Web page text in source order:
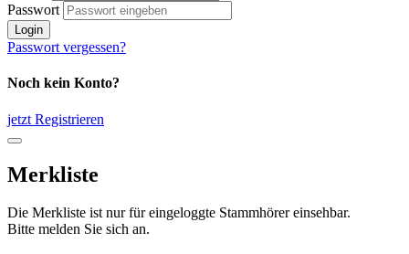
Passwort
Login
Passwort vergessen?
Noch kein Konto?
jetzt Registrieren
Merkliste
Die Merkliste ist nur für eingeloggte Stammhörer einsehbar.
Bitte melden Sie sich an.